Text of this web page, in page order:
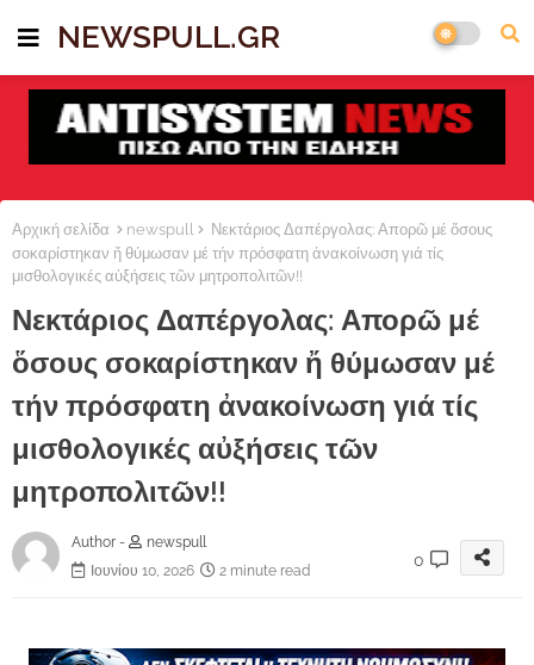
NEWSPULL.GR
Αρχική σελίδα newspull
Νεκτάριος Δαπέργολας: Απορῶ μέ ὅσους
σοκαρίστηκαν ἤ θύμωσαν μέ τήν πρόσφατη ἀνακοίνωση γιά τίς
μισθολογικές αὐξήσεις τῶν μητροπολιτῶν!!
Νεκτάριος Δαπέργολας: Απορῶ μέ
ὅσους σοκαρίστηκαν ἤ θύμωσαν μέ
τήν πρόσφατη ἀνακοίνωση γιά τίς
μισθολογικές αὐξήσεις τῶν
μητροπολιτῶν!!
Author -
newspull
Ιουνίου 10, 2026
2 minute read
0